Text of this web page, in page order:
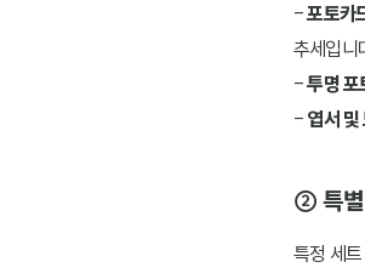
-포토카
추세입니
-투명 포
- 엽서 및
② 특별
특정 세